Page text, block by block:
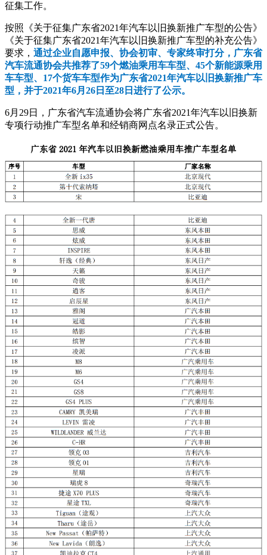
征集工作。
按照《关于征集广东省2021年汽车以旧换新推广车型的公告》
《关于征集广东省2021年汽车以旧换新推广车型的补充公告》
要求， 通过企业自愿申报、协会初审、专家终审打分，广东省
汽车流通协会共推荐了59个燃油乘用车车型、45个新能源乘用
车车型、17个货车车型作为广东省2021年汽车以旧换新推广车
型，并于2021年6月26日至28日进行了公示。
6月29日，广东省汽车流通协会将广东省2021年汽车以旧换新
专项行动推广车型名单和经销商网点名录正式公告。